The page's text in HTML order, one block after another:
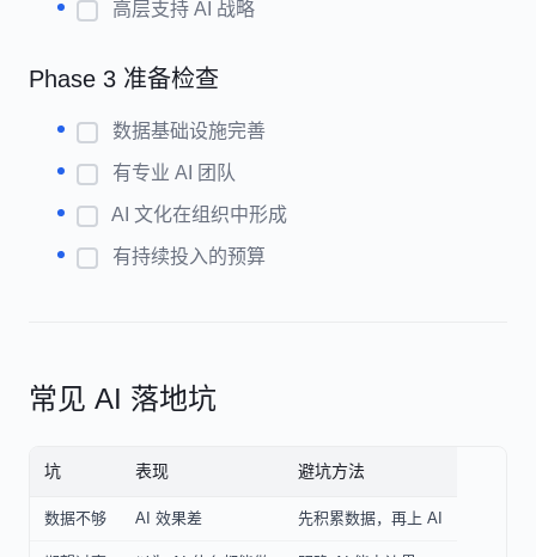
高层支持 AI 战略
Phase 3 准备检查
数据基础设施完善
有专业 AI 团队
AI 文化在组织中形成
有持续投入的预算
常见 AI 落地坑
坑 表现 避坑方法
数据不够 AI 效果差 先积累数据，再上 AI